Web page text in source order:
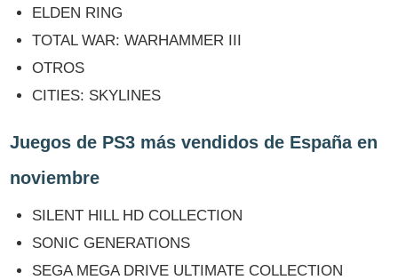
ELDEN RING
TOTAL WAR: WARHAMMER III
OTROS
CITIES: SKYLINES
Juegos de PS3 más vendidos de España en
noviembre
SILENT HILL HD COLLECTION
SONIC GENERATIONS
SEGA MEGA DRIVE ULTIMATE COLLECTION